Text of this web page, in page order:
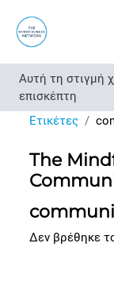
Αυτή τη στιγμή
επισκέπτη
Ετικέτες
The
Δεν βρέθηκε